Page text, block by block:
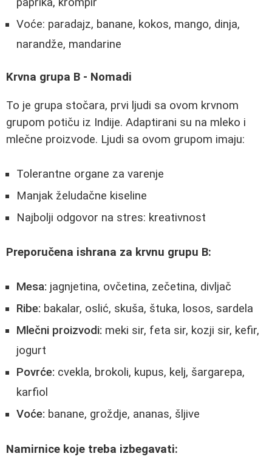
Voće: paradajz, banane, kokos, mango, dinja,
narandže, mandarine
Krvna grupa B - Nomadi
To je grupa stočara, prvi ljudi sa ovom krvnom
grupom potiču iz Indije. Adaptirani su na mleko i
mlečne proizvode. Ljudi sa ovom grupom imaju:
Tolerantne organe za varenje
Manjak želudačne kiseline
Najbolji odgovor na stres: kreativnost
Preporučena ishrana za krvnu grupu B:
Mesa: jagnjetina, ovčetina, zečetina, divljač
Ribe: bakalar, oslić, skuša, štuka, losos, sardela
Mlečni proizvodi: meki sir, feta sir, kozji sir, kefir,
jogurt
Povrće: cvekla, brokoli, kupus, kelj, šargarepa,
karfiol
Voće: banane, groždje, ananas, šljive
Namirnice koje treba izbegavati: